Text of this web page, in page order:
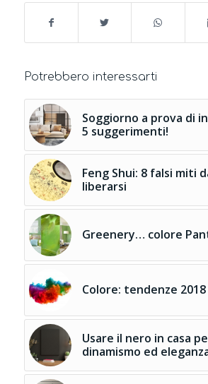
Potrebbero interessarti
Soggiorno a prova di
5 suggerimenti!
Feng Shui: 8 falsi miti
liberarsi
Greenery… colore
Colore: tendenze 2018
Usare il nero in casa
dinamismo ed